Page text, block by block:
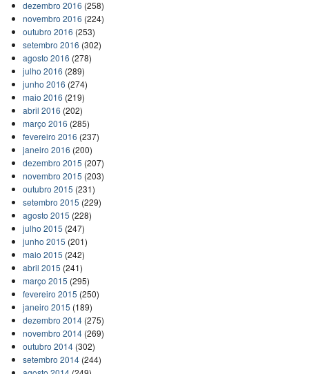
dezembro 2016 (258)
novembro 2016 (224)
outubro 2016 (253)
setembro 2016 (302)
agosto 2016 (278)
julho 2016 (289)
junho 2016 (274)
maio 2016 (219)
abril 2016 (202)
março 2016 (285)
fevereiro 2016 (237)
janeiro 2016 (200)
dezembro 2015 (207)
novembro 2015 (203)
outubro 2015 (231)
setembro 2015 (229)
agosto 2015 (228)
julho 2015 (247)
junho 2015 (201)
maio 2015 (242)
abril 2015 (241)
março 2015 (295)
fevereiro 2015 (250)
janeiro 2015 (189)
dezembro 2014(275)
novembro 2014(269)
outubro 2014(302)
setembro 2014(244)